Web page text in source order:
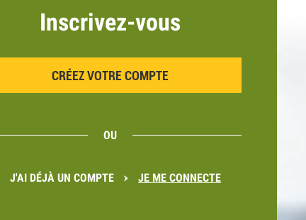
Inscrivez-vous
CRÉEZ VOTRE COMPTE
OU
J'AI DÉJÀ UN COMPTE JE ME CONNECTE